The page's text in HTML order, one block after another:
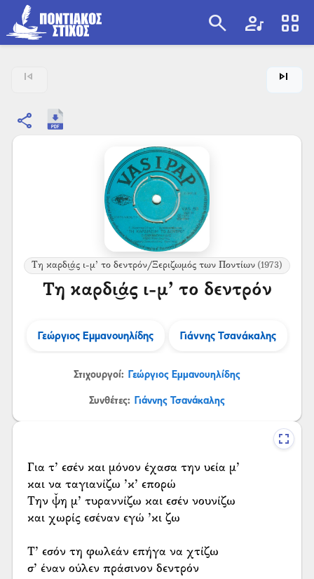
search artist view_cozy
skip_previous skip_next
share
Τη καρδι͜άς ι-μ’ το δεντρόν/Ξεριζωμός των Ποντίων (1973)
Τη καρδι͜άς ι-μ’ το δεντρόν
Γεώργιος Εμμανουηλίδης Γιάννης Τσανάκαλης
Στιχουργοί: Γεώργιος Εμμανουηλίδης
Συνθέτες: Γιάννης Τσανάκαλης
Για τ’ εσέν και μόνον έχασα την υεία μ’
και να ταγιανίζω ’κ’ επορώ
Την ψ̌η μ’ τυραννίζω και εσέν νουνίζω
και χωρίς εσέναν εγώ ’κι ζω
Τ’ εσόν τη φωλεάν επήγα να χτίζω
σ’ έναν ούλεν πράσινον δεντρόν